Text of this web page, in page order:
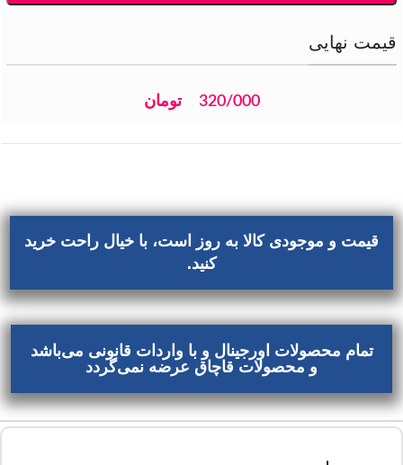
قیمت نهایی
320/000 تومان
قیمت و موجودی کالا به روز است، با خیال راحت خرید
کنید.
تمام محصولات اورجینال و با واردات قانونی می‌باشد
و محصولات قاچاق عرضه نمی‌گردد